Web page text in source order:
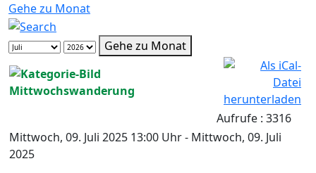
Gehe zu Monat
Gehe zu Monat
Mittwochswanderung
Aufrufe : 3316
Mittwoch, 09. Juli 2025 13:00 Uhr - Mittwoch, 09. Juli
2025